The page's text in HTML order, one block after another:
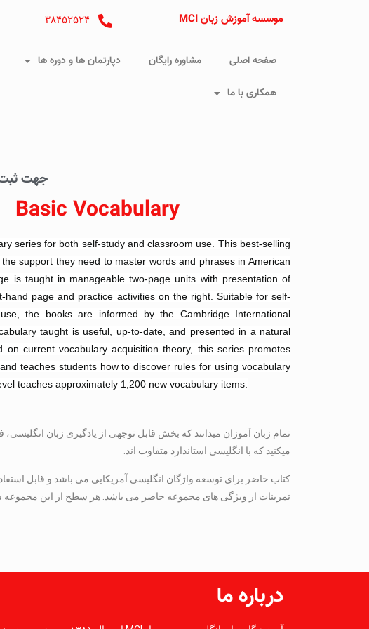
موسسه آموزش زبان MCI ۳۸۴۵۲۵۲۴
صفحه اصلی مشاوره رایگان دپارتمان ها و دوره ها
همکاری با ما
جهت
Basic Vocabulary
series for both self-study and classroom use. This best-selling
support they need to master words and phrases in American
is taught in manageable two-page units with presentation of
hand page and practice activities on the right. Suitable for self-
the books are informed by the Cambridge International
taught is useful, up-to-date, and presented in a natural
on current vocabulary acquisition theory, this series promotes
teaches students how to discover rules for using vocabulary
teaches approximately 1,200 new vocabulary items.
تمام زبان آموزان میدانند که بخش قابل توجهی از یادگیری زبان
میکنید که با انگلیسی استاندارد متفاوت اند.
کتاب حاضر برای توسعه واژگان انگلیسی آمریکایی می باشد و قابل
تمرینات از ویژگی های مجموعه حاضر می باشد. هر سطح از این مجموعه شامل ۶۰ درس می شود و هر سطح حدود ۱۲۰۰ لغت با رونوشت آوایی به همراه تلفظ را
درباره ما